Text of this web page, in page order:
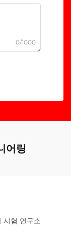
0/1000
어링
시험 연구소